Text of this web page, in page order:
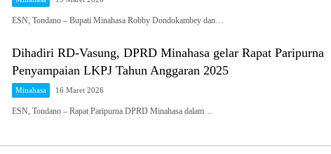
ESN, Tondano – Bupati Minahasa Robby Dondokambey dan…
Dihadiri RD-Vasung, DPRD Minahasa gelar Rapat Paripurna
Penyampaian LKPJ Tahun Anggaran 2025
Minahasa 16 Maret 2026
ESN, Tondano – Rapat Paripurna DPRD Minahasa dalam…